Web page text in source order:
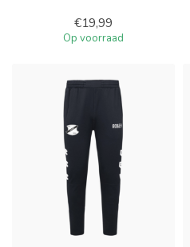
€19,99
Op voorraad